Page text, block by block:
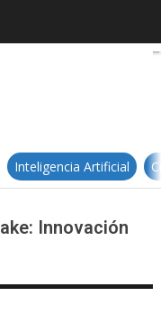
y HPE GreenLake:
Inteligencia Artificial
Innovación